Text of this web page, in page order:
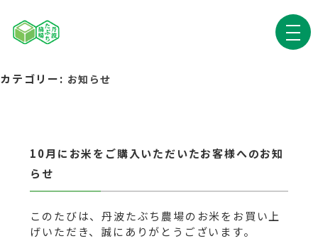
カテゴリー: お知らせ
10月にお米をご購入いただいたお客様へのお知
らせ
このたびは、丹波たぶち農場のお米をお買い上
げいただき、誠にありがとうございます。